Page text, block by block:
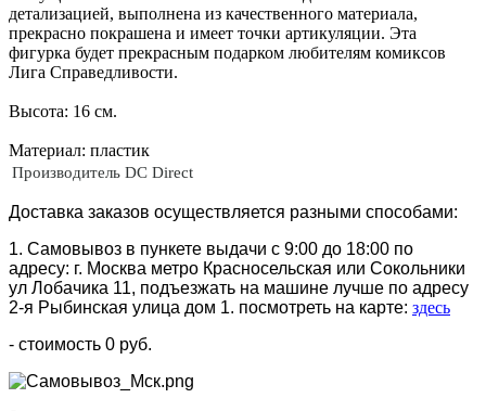
детализацией, выполнена из качественного материала,
прекрасно покрашена и имеет точки артикуляции. Эта
фигурка будет прекрасным подарком любителям комиксов
Лига Справедливости.
Высота: 16 см.
Материал: пластик
Производитель DC Direct
Доставка заказов осуществляется разными способами:
1. Самовывоз в пункете выдачи с 9:00 до 18:00 по
адресу: г. Москва метро Красносельская или Сокольники
ул Лобачика 11, подъезжать на машине лучше по адресу
2-я Рыбинская улица дом 1. посмотреть на карте: здесь
- стоимость 0 руб.